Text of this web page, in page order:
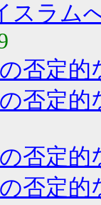
スラム
否定的
否定的
否定的
否定的